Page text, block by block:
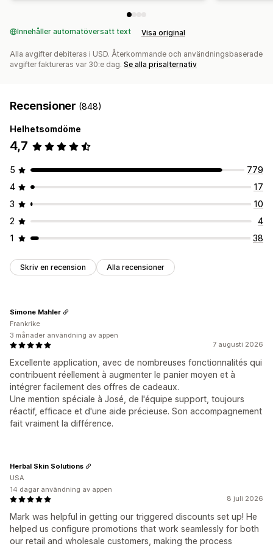
Innehåller automatöversatt text Visa original
Alla avgifter debiteras i USD. Återkommande och användningsbaserade
avgifter faktureras var 30:e dag. Se alla prisalternativ
Recensioner (848)
Helhetsomdöme
4,7
5
779
4
17
3
10
2
4
1
38
Skriv en recension Alla recensioner
7 augusti 2026
Excellente application, avec de nombreuses fonctionnalités qui
contribuent réellement à augmenter le panier moyen et à
intégrer facilement des offres de cadeaux.
Une mention spéciale à José, de l'équipe support, toujours
réactif, efficace et d'une aide précieuse. Son accompagnement
fait vraiment la différence.
Simone Mahler
Frankrike
3 månader användning av appen
8 juli 2026
Mark was helpful in getting our triggered discounts set up! He
helped us configure promotions that work seamlessly for both
our retail and wholesale customers, making the process
Herbal Skin Solutions
USA
14 dagar användning av appen